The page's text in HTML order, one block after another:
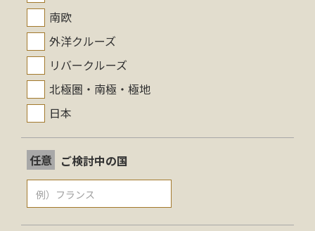
南欧
外洋クルーズ
リバークルーズ
北極圏・南極・極地
日本
任意 ご検討中の国